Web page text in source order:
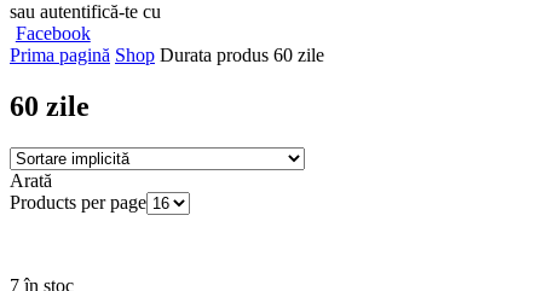
sau autentifică-te cu
Facebook
Prima pagină Shop Durata produs 60 zile
60 zile
Arată
Products per page
7 în stoc